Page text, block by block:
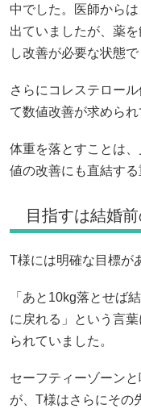
中でした。医師から
出ていましたが、薬
し改善が必要な状態で
さらにコレステロー
て数値改善が求められ
体重を落とすことは
値の改善にも直結する
目指すは結婚
T様には明確な目標が
「あと10kg落とせば
に戻れる」という言
られていました。
セーフティーゾーン
が、T様はさらにその